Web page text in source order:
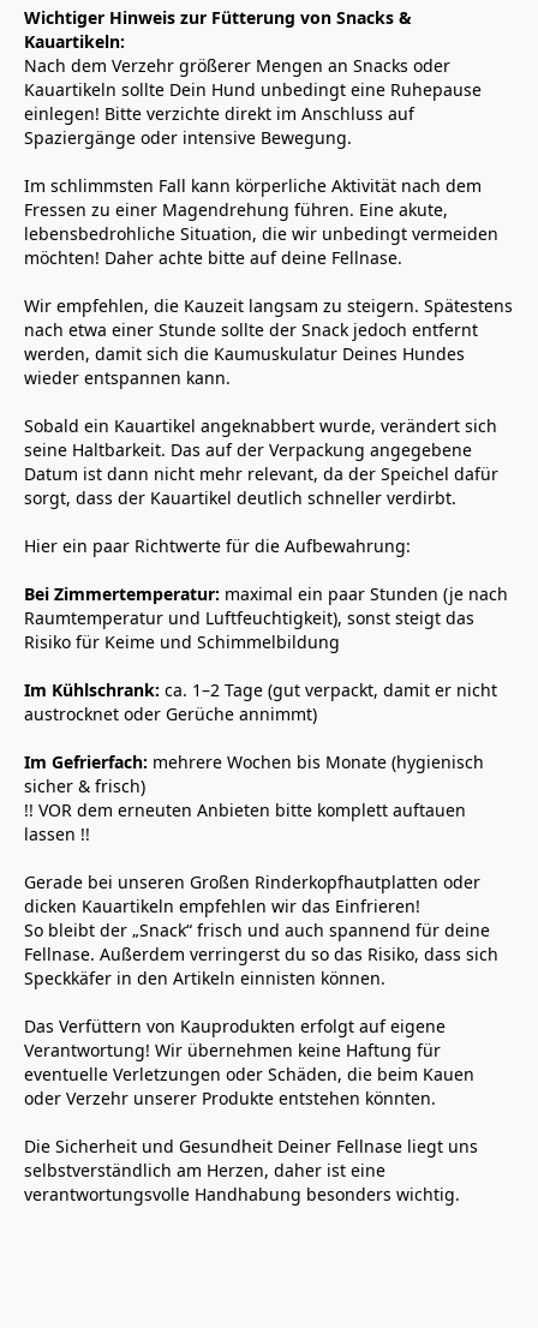
Wichtiger Hinweis zur Fütterung von Snacks &
Kauartikeln:
Nach dem Verzehr größerer Mengen an Snacks oder
Kauartikeln sollte Dein Hund unbedingt eine Ruhepause
einlegen! Bitte verzichte direkt im Anschluss auf
Spaziergänge oder intensive Bewegung.
Im schlimmsten Fall kann körperliche Aktivität nach dem
Fressen zu einer Magendrehung führen. Eine akute,
lebensbedrohliche Situation, die wir unbedingt vermeiden
möchten! Daher achte bitte auf deine Fellnase.
Wir empfehlen, die Kauzeit langsam zu steigern. Spätestens
nach etwa einer Stunde sollte der Snack jedoch entfernt
werden, damit sich die Kaumuskulatur Deines Hundes
wieder entspannen kann.
Sobald ein Kauartikel angeknabbert wurde, verändert sich
seine Haltbarkeit. Das auf der Verpackung angegebene
Datum ist dann nicht mehr relevant, da der Speichel dafür
sorgt, dass der Kauartikel deutlich schneller verdirbt.
Hier ein paar Richtwerte für die Aufbewahrung:
Bei Zimmertemperatur: maximal ein paar Stunden (je nach
Raumtemperatur und Luftfeuchtigkeit), sonst steigt das
Risiko für Keime und Schimmelbildung
Im Kühlschrank: ca. 1–2 Tage (gut verpackt, damit er nicht
austrocknet oder Gerüche annimmt)
Im Gefrierfach: mehrere Wochen bis Monate (hygienisch
sicher & frisch)
!! VOR dem erneuten Anbieten bitte komplett auftauen
lassen !!
Gerade bei unseren Großen Rinderkopfhautplatten oder
dicken Kauartikeln empfehlen wir das Einfrieren!
So bleibt der „Snack“ frisch und auch spannend für deine
Fellnase. Außerdem verringerst du so das Risiko, dass sich
Speckkäfer in den Artikeln einnisten können.
Das Verfüttern von Kauprodukten erfolgt auf eigene
Verantwortung! Wir übernehmen keine Haftung für
eventuelle Verletzungen oder Schäden, die beim Kauen
oder Verzehr unserer Produkte entstehen könnten.
Die Sicherheit und Gesundheit Deiner Fellnase liegt uns
selbstverständlich am Herzen, daher ist eine
verantwortungsvolle Handhabung besonders wichtig.